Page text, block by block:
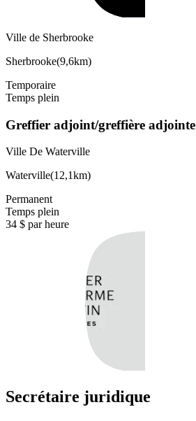
Ville de Sherbrooke
Sherbrooke(9,6km)
Temporaire
Temps plein
Greffier adjoint/greffière adjointe
Ville De Waterville
Waterville(12,1km)
Permanent
Temps plein
34 $ par heure
Secrétaire juridique